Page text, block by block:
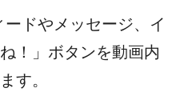
ドやメッセージ、イ
！」ボタンを動画内
す。